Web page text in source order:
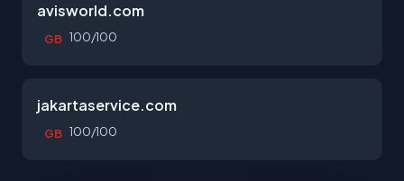
avisworld.com
GB 100/100
jakartaservice.com
GB 100/100